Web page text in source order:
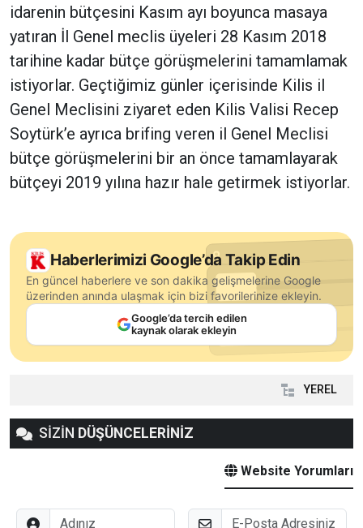
idarenin bütçesini Kasım ayı boyunca masaya
yatıran İl Genel meclis üyeleri 28 Kasım 2018
tarihine kadar bütçe görüşmelerini tamamlamak
istiyorlar. Geçtiğimiz günler içerisinde Kilis il
Genel Meclisini ziyaret eden Kilis Valisi Recep
Soytürk’e ayrıca brifing veren il Genel Meclisi
bütçe görüşmelerini bir an önce tamamlayarak
bütçeyi 2019 yılına hazır hale getirmek istiyorlar.
Haberlerimizi Google’da Takip Edin
En güncel haberlere ve son dakika gelişmelerine Google
üzerinden anında ulaşmak için bizi favorilerinize ekleyin.
Google’da tercih edilen
kaynak olarak ekleyin
YEREL
SİZİN DÜŞÜNCELERİNİZ
Website Yorumları
Adınız E-Posta